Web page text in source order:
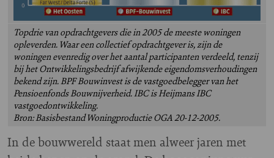
Topdrie van opdrachtgevers die in 2005 de meeste woningen
opleverden. Waar een collectief opdrachtgever is, zijn de
woningen evenredig over het aantal participanten verdeeld, tenzij
bij het Ontwikkelingsbedrijf afwijkende eigendomsverhoudingen
bekend zijn. BPF Bouwinvest is de vastgoedbelegger van het
Pensioenfonds Bouwnijverheid. IBC is Heijmans IBC
vastgoedontwikkeling.
Bron: Basisbestand Woningproductie OGA 20-12-2005.
In de bouwwereld staat men alweer jaren met